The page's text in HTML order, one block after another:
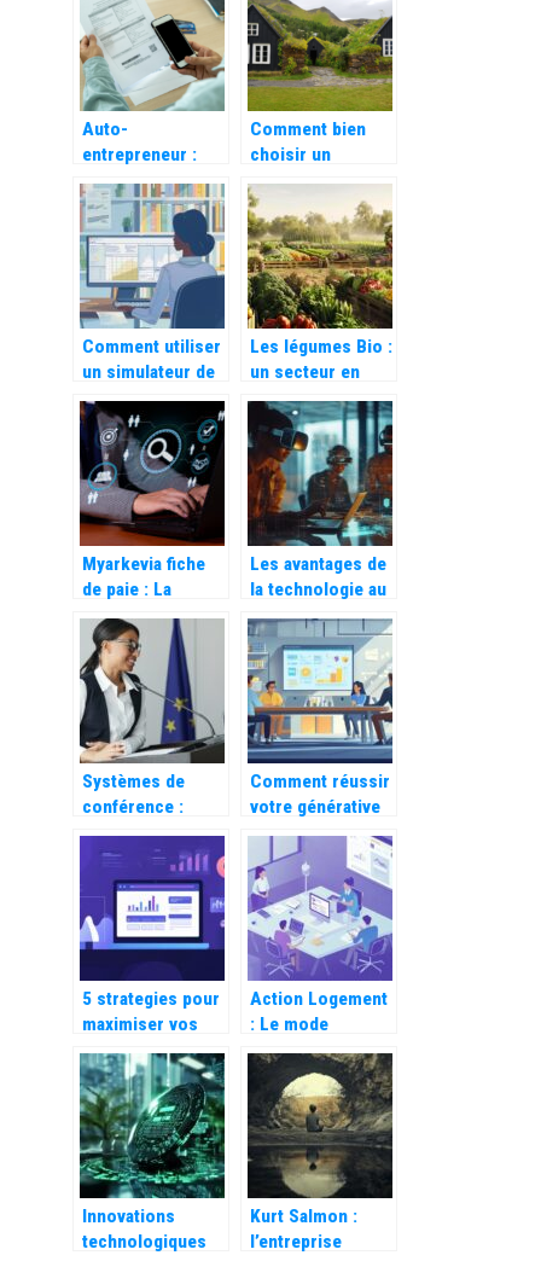
comment faire ?
Auto-
entrepreneur :
Les avantages
d’utiliser une
application de
facturation
Comment bien
choisir un
mandataire pour
votre utilitaire –
economies et
simplicite
Comment utiliser
un simulateur de
salaire gratuit
pour préparer un
entretien
d’embauche
Les légumes Bio :
un secteur en
pleine expansion
dans l’économie
verte
Myarkevia fiche
de paie : La
révolution digitale
sécurisée
Les avantages de
la technologie au
sein d’une
société :
nouveaux outils
pour une
productivité
décuplée
Systèmes de
conférence :
quelles en sont
les applications ?
Comment réussir
votre générative
engine
optimization en
10 étapes clés
5 strategies pour
maximiser vos
investissements
avec un theme
WordPress
evolutif
Action Logement
: Le mode
d’emploi complet
pour retrouver
votre code
entreprise
Innovations
technologiques
Kurt Salmon :
l’entreprise